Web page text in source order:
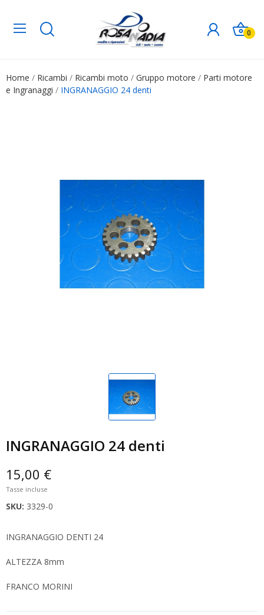
0
Home Ricambi Ricambi moto Gruppo motore
Parti motore
e Ingranaggi
INGRANAGGIO 24 denti
INGRANAGGIO 24 denti
15,00 €
Tasse incluse
SKU: 3329-0
INGRANAGGIO DENTI 24
ALTEZZA 8mm
FRANCO MORINI